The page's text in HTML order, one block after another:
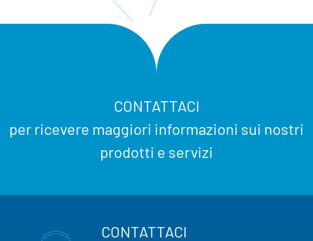
CONTATTACI
per ricevere maggiori informazioni sui nostri
prodotti e servizi
CONTATTACI